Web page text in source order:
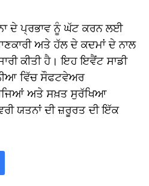
ਦੇ ਪ੍ਰਭਾਵ ਨੂੰ ਘੱਟ ਕਰਨ ਲਈ
ਅਤੇ ਹੱਲ ਦੇ ਕਦਮਾਂ ਦੇ ਨਾਲ
ਕੀਤੀ ਹੈ। ਇਹ ਇਵੈਂਟ ਸਾਡੀ
ਵਿੱਚ ਸੌਫਟਵੇਅਰ
ਅਤੇ ਸਖ਼ਤ ਸੁਰੱਖਿਆ
ਯਤਨਾਂ ਦੀ ਜ਼ਰੂਰਤ ਦੀ ਇੱਕ